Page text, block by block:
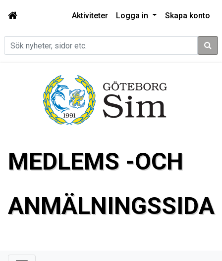
Aktiviteter Logga in Skapa konto
Sök
MEDLEMS -OCH
ANMÄLNINGSSIDA